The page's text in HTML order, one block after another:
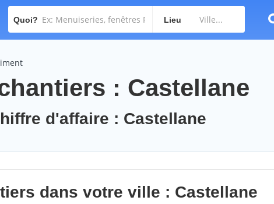
Quoi? Lieu
: Castellane
d'affaire : Castellane
dans votre ville : Castellane